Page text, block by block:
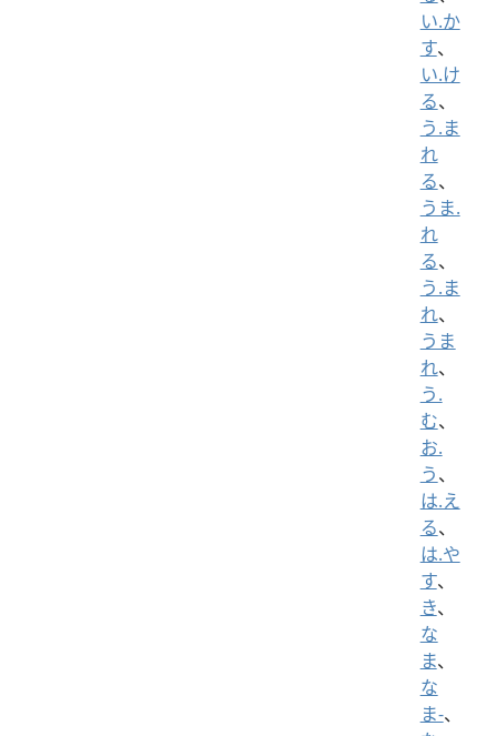
い.か
す、
い.け
る、
う.ま
れ
る、
うま.
れ
る、
う.ま
れ、
うま
れ、
う.
む、
お.
う、
は.え
る、
は.や
す、
き、
な
ま、
な
ま-、